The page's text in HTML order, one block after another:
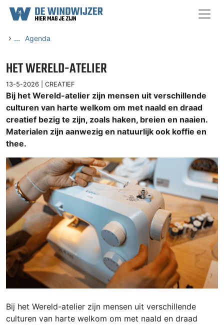
Ga naar content
› ... Agenda
HET WERELD-ATELIER
13-5-2026 | CREATIEF
Bij het Wereld-atelier zijn mensen uit verschillende
culturen van harte welkom om met naald en draad
creatief bezig te zijn, zoals haken, breien en naaien.
Materialen zijn aanwezig en natuurlijk ook koffie en
thee.
Bij het Wereld-atelier zijn mensen uit verschillende
culturen van harte welkom om met naald en draad